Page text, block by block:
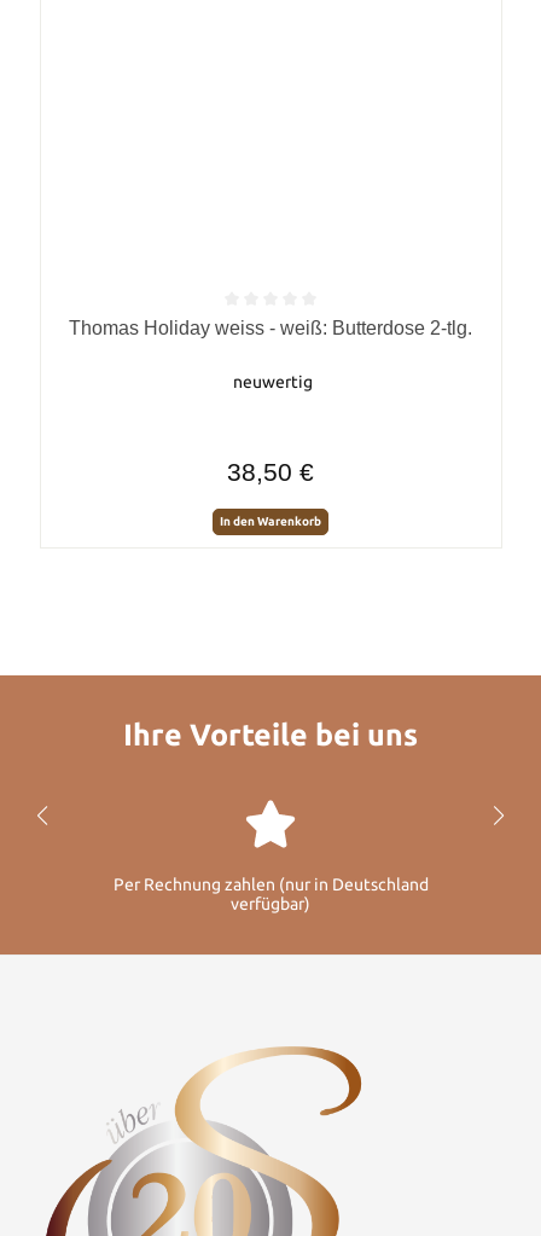
Durchschnittliche Bewertung von 0 von 5 Sternen
Thomas Holiday weiss - weiß: Butterdose 2-tlg.
neuwertig
38,50 €
In den Warenkorb
Ihre Vorteile bei uns
Per Rechnung zahlen (nur in Deutschland
verfügbar)